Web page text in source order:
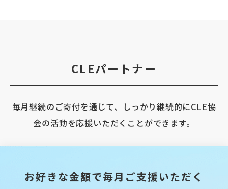
CLEパートナー
毎月継続のご寄付を通じて、しっかり継続的にCLE協
会の活動を応援いただくことができます。
お好きな金額で毎月ご支援いただく